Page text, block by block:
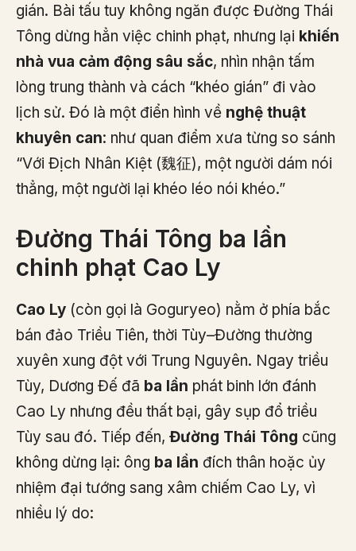
gián. Bài tấu tuy không ngăn được Đường Thái
Tông dừng hẳn việc chinh phạt, nhưng lại khiến
nhà vua cảm động sâu sắc, nhìn nhận tấm
lòng trung thành và cách “khéo gián” đi vào
lịch sử. Đó là một điển hình về nghệ thuật
khuyên can: như quan điểm xưa từng so sánh
“Với Địch Nhân Kiệt (魏征), một người dám nói
thẳng, một người lại khéo léo nói khéo.”
Đường Thái Tông ba lần
chinh phạt Cao Ly
Cao Ly (còn gọi là Goguryeo) nằm ở phía bắc
bán đảo Triều Tiên, thời Tùy–Đường thường
xuyên xung đột với Trung Nguyên. Ngay triều
Tùy, Dương Đế đã ba lần phát binh lớn đánh
Cao Ly nhưng đều thất bại, gây sụp đổ triều
Tùy sau đó. Tiếp đến, Đường Thái Tông cũng
không dừng lại: ông ba lần đích thân hoặc ủy
nhiệm đại tướng sang xâm chiếm Cao Ly, vì
nhiều lý do: